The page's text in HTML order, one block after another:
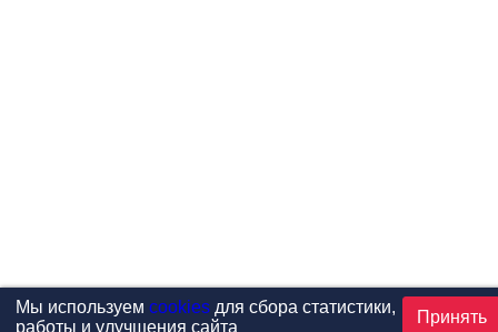
Мы используем cookiesдля сбора статистики,
работы и улучшения сайта
Принять